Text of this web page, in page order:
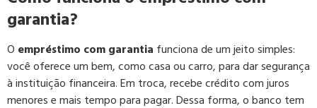
garantia?
O empréstimo com garantia funciona de um jeito simples:
você oferece um bem, como casa ou carro, para dar segurança
à instituição financeira. Em troca, recebe crédito com juros
menores e mais tempo para pagar. Dessa forma, o banco tem